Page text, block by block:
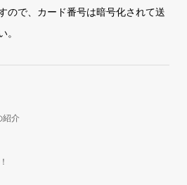
ので、カード番号は暗号化されて送
。
紹介